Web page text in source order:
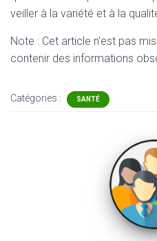
veiller à la variété et à la
Note : Cet article n'est pas
contenir des informations
Catégories : SANTÉ